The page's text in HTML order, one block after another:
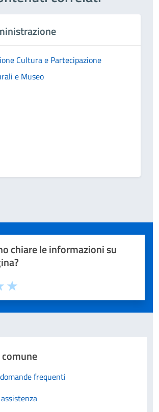
Cultura e Partecipazione
e Museo
chiare le informazioni su
Valuta 5 stelle su 5
4 stelle su 5
3 stelle su 5
su 5
su 5
frequenti